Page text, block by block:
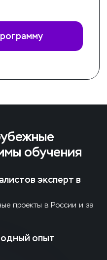
обучения
эксперт в
проекты в России и за
опыт